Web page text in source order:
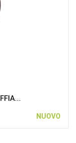
NUOVO